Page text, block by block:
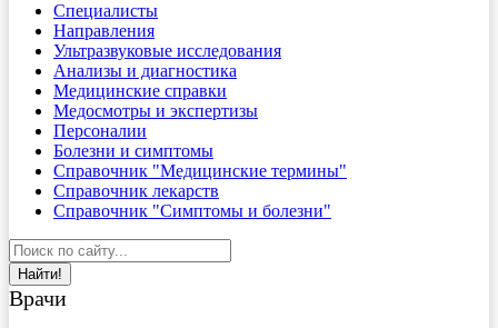
Специалисты
Направления
Ультразвуковые исследования
Анализы и диагностика
Медицинские справки
Медосмотры и экспертизы
Персоналии
Болезни и симптомы
Справочник "Медицинские термины"
Справочник лекарств
Справочник "Симптомы и болезни"
Найти!
Врачи